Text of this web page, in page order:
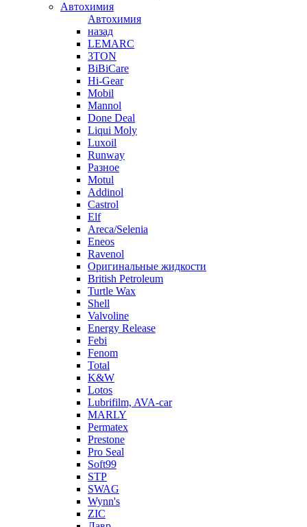
Автохимия
Автохимия
назад
LEMARC
3TON
BiBiCare
Hi-Gear
Mobil
Mannol
Done Deal
Liqui Moly
Luxoil
Runway
Разное
Motul
Addinol
Castrol
Elf
Areca/Selenia
Eneos
Ravenol
Оригинальные жидкости
British Petroleum
Turtle Wax
Shell
Valvoline
Energy Release
Febi
Fenom
Total
K&W
Lotos
Lubrifilm, AVA-car
MARLY
Permatex
Prestone
Pro Seal
Soft99
STP
SWAG
Wynn's
ZIC